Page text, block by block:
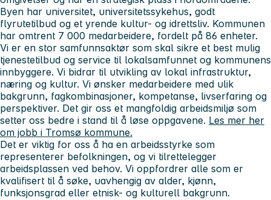
Byen har universitet, universitetssykehus, godt
flyrutetilbud og et yrende kultur- og idrettsliv. Kommunen
har omtrent 7 000 medarbeidere, fordelt på 86 enheter.
Vi er en stor samfunnsaktør som skal sikre et best mulig
tjenestetilbud og service til lokalsamfunnet og kommunens
innbyggere. Vi bidrar til utvikling av lokal infrastruktur,
næring og kultur. Vi ønsker medarbeidere med ulik
bakgrunn, fagkombinasjoner, kompetanse, livserfaring og
perspektiver. Det gir oss et mangfoldig arbeidsmiljø som
setter oss bedre i stand til å løse oppgavene. Les mer her
om jobb i Tromsø kommune.
Det er viktig for oss å ha en arbeidsstyrke som
representerer befolkningen, og vi tilrettelegger
arbeidsplassen ved behov. Vi oppfordrer alle som er
kvalifisert til å søke, uavhengig av alder, kjønn,
funksjonsgrad eller etnisk- og kulturell bakgrunn.